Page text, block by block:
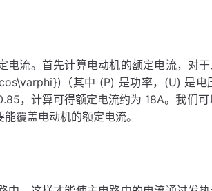
电流。首先计算电动机的额定电流，对
（其中 (P) 是功率，(U) 是电
，计算可得额定电流约为 18A。我们
覆盖电动机的额定电流。